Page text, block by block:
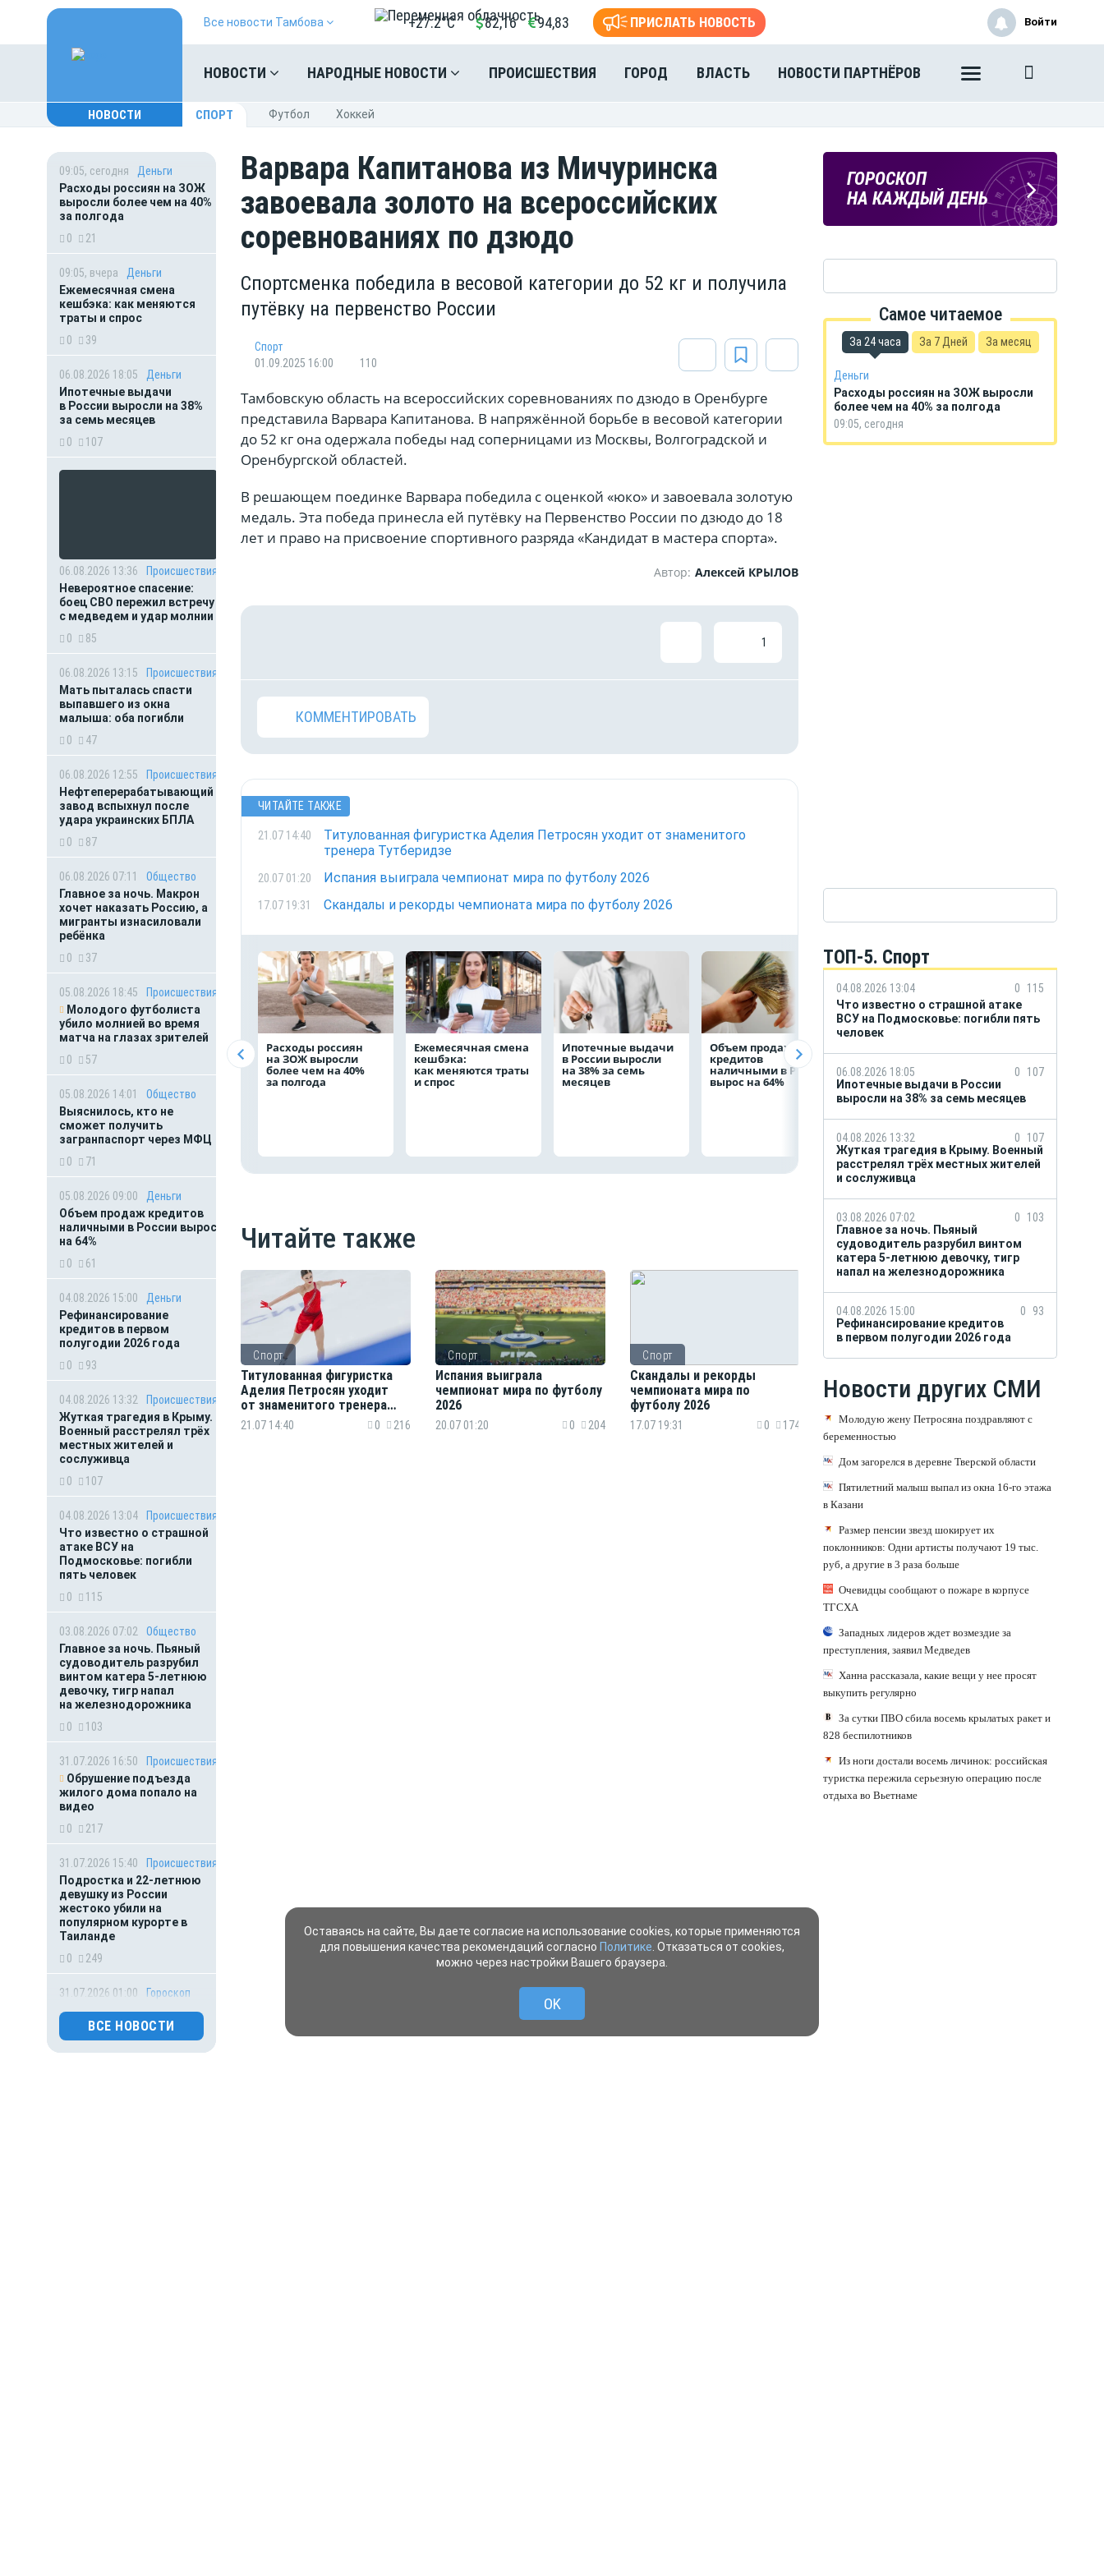
Все новости Тамбова +27.2°C 82,16 94,83 ПРИСЛАТЬ НОВОСТЬ
НОВОСТИ НАРОДНЫЕ НОВОСТИ ПРОИСШЕСТВИЯ ГОРОД ВЛАСТЬ НОВОСТИ ПАРТНЁРОВ
Войти
НОВОСТИ СПОРТ Футбол Хоккей
09:05, сегодня
Деньги
Расходы россиян на ЗОЖ
выросли более чем на 40%
за полгода
0
21
09:05, вчера
Деньги
Ежемесячная смена
кешбэка: как меняются
траты и спрос
0
39
06.08.2026 18:05
Деньги
Ипотечные выдачи
в России выросли на 38%
за семь месяцев
0
107
06.08.2026 13:36
Происшествия
Невероятное спасение:
боец СВО пережил встречу
с медведем и удар молнии
0
85
06.08.2026 13:15
Происшествия
Мать пыталась спасти
выпавшего из окна
малыша: оба погибли
0
47
06.08.2026 12:55
Происшествия
Нефтеперерабатывающий
завод вспыхнул после
удара украинских БПЛА
0
87
06.08.2026 07:11
Общество
Главное за ночь. Макрон
хочет наказать Россию, а
мигранты изнасиловали
ребёнка
0
37
05.08.2026 18:45
Происшествия
Молодого футболиста
убило молнией во время
матча на глазах зрителей
0
57
05.08.2026 14:01
Общество
Выяснилось, кто не
сможет получить
загранпаспорт через МФЦ
0
71
05.08.2026 09:00
Деньги
Объем продаж кредитов
наличными в России вырос
на 64%
0
61
04.08.2026 15:00
Деньги
Рефинансирование
кредитов в первом
полугодии 2026 года
0
93
04.08.2026 13:32
Происшествия
Жуткая трагедия в Крыму.
Военный расстрелял трёх
местных жителей и
сослуживца
0
107
04.08.2026 13:04
Происшествия
Что известно о страшной
атаке ВСУ на
Подмосковье: погибли
пять человек
0
115
03.08.2026 07:02
Общество
Главное за ночь. Пьяный
судоводитель разрубил
винтом катера 5-летнюю
девочку, тигр напал
на железнодорожника
0
103
31.07.2026 16:50
Происшествия
Обрушение подъезда
жилого дома попало на
видео
0
217
31.07.2026 15:40
Происшествия
Подростка и 22-летнюю
девушку из России
жестоко убили на
популярном курорте в
Таиланде
0
249
31.07.2026 01:00
Гороскоп
Астрологический гороскоп
для всех знаков зодиака
на сегодня — 31 июля
ВСЕ НОВОСТИ
Варвара Капитанова из Мичуринска
завоевала золото на всероссийских
соревнованиях по дзюдо
Спортсменка победила в весовой категории до 52 кг и получила
путёвку на первенство России
Спорт
01.09.2025 16:00
110
Тамбовскую область на всероссийских соревнованиях по дзюдо в Оренбурге
представила Варвара Капитанова. В напряжённой борьбе в весовой категории
до 52 кг она одержала победы над соперницами из Москвы, Волгоградской и
Оренбургской областей.
В решающем поединке Варвара победила с оценкой «юко» и завоевала золотую
медаль. Эта победа принесла ей путёвку на Первенство России по дзюдо до 18
лет и право на присвоение спортивного разряда «Кандидат в мастера спорта».
Автор: Алексей КРЫЛОВ
1
КОММЕНТИРОВАТЬ
ЧИТАЙТЕ ТАКЖЕ
21.07 14:40
Титулованная фигуристка Аделия Петросян уходит от знаменитого
тренера Тутберидзе
20.07 01:20 Испания выиграла чемпионат мира по футболу 2026
17.07 19:31 Скандалы и рекорды чемпионата мира по футболу 2026
Расходы россиян
на ЗОЖ выросли
более чем на 40%
за полгода
Ежемесячная смена
кешбэка:
как меняются траты
и спрос
Ипотечные выдачи
в России выросли
на 38% за семь
месяцев
Объем продаж
кредитов
наличными в России
вырос на 64%
кредитов в первом
полугодии 2026 года
млрд рублей
на строительство
комплексов
Читайте также
Спорт
Титулованная фигуристка
Аделия Петросян уходит
от знаменитого тренера
Тутберидзе
21.07 14:40 0 216
Спорт
Испания выиграла
чемпионат мира по футболу
2026
20.07 01:20 0 204
Спорт
Скандалы и рекорды
чемпионата мира по
футболу 2026
17.07 19:31 0 174
ПОГОДА
В ТАМБОВЕ
ГОРОСКОП
НА КАЖДЫЙ ДЕНЬ
Самое читаемое
За 24 часа За 7 Дней За месяц
Деньги
Расходы россиян на ЗОЖ выросли
более чем на 40% за полгода
09:05, сегодня
ТОП-5. Спорт
04.08.2026 13:04 0
115
Что известно о страшной атаке
ВСУ на Подмосковье: погибли пять
человек
06.08.2026 18:05 0
107
Ипотечные выдачи в России
выросли на 38% за семь месяцев
04.08.2026 13:32 0
107
Жуткая трагедия в Крыму. Военный
расстрелял трёх местных жителей
и сослуживца
03.08.2026 07:02 0
103
Главное за ночь. Пьяный
судоводитель разрубил винтом
катера 5-летнюю девочку, тигр
напал на железнодорожника
04.08.2026 15:00 0
93
Рефинансирование кредитов
в первом полугодии 2026 года
Новости других СМИ
Молодую жену Петросяна поздравляют с
беременностью
Дом загорелся в деревне Тверской области
Пятилетний малыш выпал из окна 16-го этажа
в Казани
Размер пенсии звезд шокирует их
поклонников: Одни артисты получают 19 тыс.
руб, а другие в 3 раза больше
Очевидцы сообщают о пожаре в корпусе
ТГСХА
Западных лидеров ждет возмездие за
преступления, заявил Медведев
Ханна рассказала, какие вещи у нее просят
выкупить регулярно
За сутки ПВО сбила восемь крылатых ракет и
828 беспилотников
Из ноги достали восемь личинок: российская
туристка пережила серьезную операцию после
отдыха во Вьетнаме
Оставаясь на сайте, Вы даете согласие на использование cookies, которые применяются
для повышения качества рекомендаций согласно Политике . Отказаться от cookies,
можно через настройки Вашего браузера.
OK